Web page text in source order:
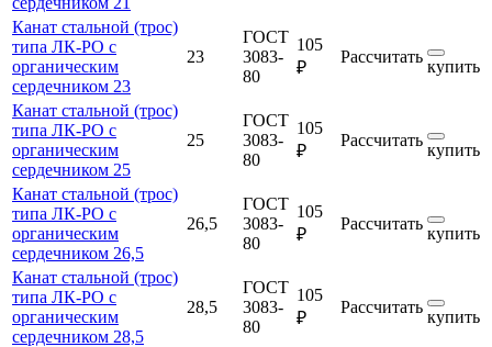
Канат стальной (трос)
типа ЛК-РО с
органическим
сердечником 23
23
ГОСТ
3083-
80
105
₽
Рассчитать
купить
Канат стальной (трос)
типа ЛК-РО с
органическим
сердечником 25
25
ГОСТ
3083-
80
105
₽
Рассчитать
купить
Канат стальной (трос)
типа ЛК-РО с
органическим
сердечником 26,5
26,5
ГОСТ
3083-
80
105
₽
Рассчитать
купить
Канат стальной (трос)
типа ЛК-РО с
органическим
сердечником 28,5
28,5
ГОСТ
3083-
80
105
₽
Рассчитать
купить